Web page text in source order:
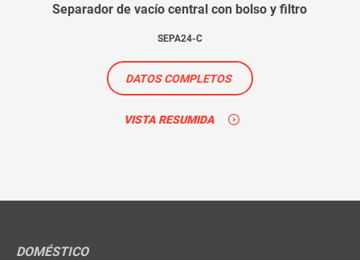
Separador de vacío central con bolso y filtro
SEPA24-C
DATOS COMPLETOS
VISTA RESUMIDA
DOMÉSTICO